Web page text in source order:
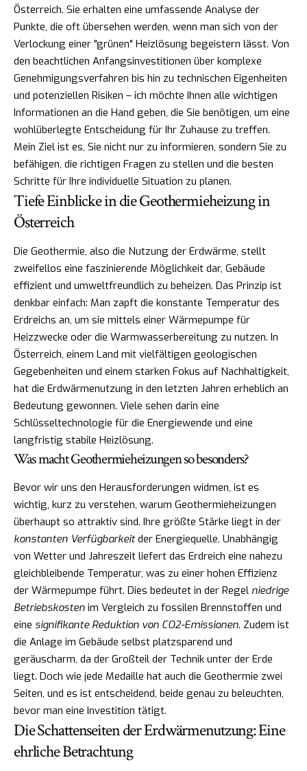
Österreich. Sie erhalten eine umfassende Analyse der
Punkte, die oft übersehen werden, wenn man sich von der
Verlockung einer "grünen" Heizlösung begeistern lässt. Von
den beachtlichen Anfangsinvestitionen über komplexe
Genehmigungsverfahren bis hin zu technischen Eigenheiten
und potenziellen Risiken – ich möchte Ihnen alle wichtigen
Informationen an die Hand geben, die Sie benötigen, um eine
wohlüberlegte Entscheidung für Ihr Zuhause zu treffen.
Mein Ziel ist es, Sie nicht nur zu informieren, sondern Sie zu
befähigen, die richtigen Fragen zu stellen und die besten
Schritte für Ihre individuelle Situation zu planen.
Tiefe Einblicke in die Geothermieheizung in
Österreich
Die Geothermie, also die Nutzung der Erdwärme, stellt
zweifellos eine faszinierende Möglichkeit dar, Gebäude
effizient und umweltfreundlich zu beheizen. Das Prinzip ist
denkbar einfach: Man zapft die konstante Temperatur des
Erdreichs an, um sie mittels einer Wärmepumpe für
Heizzwecke oder die Warmwasserbereitung zu nutzen. In
Österreich, einem Land mit vielfältigen geologischen
Gegebenheiten und einem starken Fokus auf Nachhaltigkeit,
hat die Erdwärmenutzung in den letzten Jahren erheblich an
Bedeutung gewonnen. Viele sehen darin eine
Schlüsseltechnologie für die Energiewende und eine
langfristig stabile Heizlösung.
Was macht Geothermieheizungen so besonders?
Bevor wir uns den Herausforderungen widmen, ist es
wichtig, kurz zu verstehen, warum Geothermieheizungen
überhaupt so attraktiv sind. Ihre größte Stärke liegt in der
konstanten Verfügbarkeitder Energiequelle. Unabhängig
von Wetter und Jahreszeit liefert das Erdreich eine nahezu
gleichbleibende Temperatur, was zu einer hohen Effizienz
der Wärmepumpe führt. Dies bedeutet in der Regel niedrige
Betriebskosten im Vergleich zu fossilen Brennstoffen und
eine signifikante Reduktion von CO2-Emissionen. Zudem ist
die Anlage im Gebäude selbst platzsparend und
geräuscharm, da der Großteil der Technik unter der Erde
liegt. Doch wie jede Medaille hat auch die Geothermie zwei
Seiten, und es ist entscheidend, beide genau zu beleuchten,
bevor man eine Investition tätigt.
Die Schattenseiten der Erdwärmenutzung: Eine
ehrliche Betrachtung